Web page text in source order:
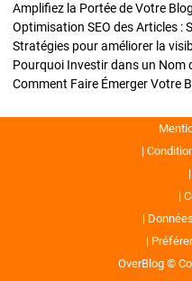
Amplifiez la Portée de Votre
OverBlog ©